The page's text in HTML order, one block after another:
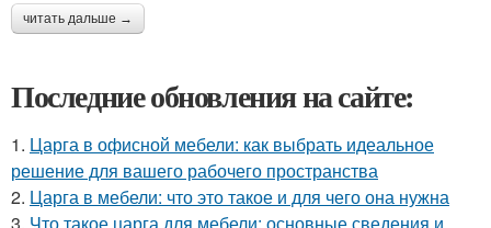
читать дальше →
Последние обновления на сайте:
1. Царга в офисной мебели: как выбрать идеальное
решение для вашего рабочего пространства
2. Царга в мебели: что это такое и для чего она нужна
3. Что такое царга для мебели: основные сведения и